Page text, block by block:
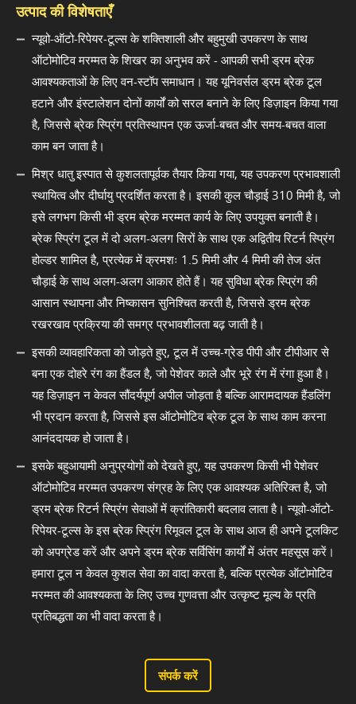
उत्पाद की विशेषताएँ
न्यूवो-ऑटो-रिपेयर-टूल्स के शक्तिशाली और बहुमुखी उपकरण के साथ
ऑटोमोटिव मरम्मत के शिखर का अनुभव करें - आपकी सभी ड्रम ब्रेक
आवश्यकताओं के लिए वन-स्टॉप समाधान। यह यूनिवर्सल ड्रम ब्रेक टूल
हटाने और इंस्टालेशन दोनों कार्यों को सरल बनाने के लिए डिज़ाइन किया गया
है, जिससे ब्रेक स्प्रिंग प्रतिस्थापन एक ऊर्जा-बचत और समय-बचत वाला
काम बन जाता है।
मिश्र धातु इस्पात से कुशलतापूर्वक तैयार किया गया, यह उपकरण प्रभावशाली
स्थायित्व और दीर्घायु प्रदर्शित करता है। इसकी कुल चौड़ाई 310 मिमी है, जो
इसे लगभग किसी भी ड्रम ब्रेक मरम्मत कार्य के लिए उपयुक्त बनाती है।
ब्रेक स्प्रिंग टूल में दो अलग-अलग सिरों के साथ एक अद्वितीय रिटर्न स्प्रिंग
होल्डर शामिल है, प्रत्येक में क्रमशः 1.5 मिमी और 4 मिमी की तेज अंत
चौड़ाई के साथ अलग-अलग आकार होते हैं। यह सुविधा ब्रेक स्प्रिंग की
आसान स्थापना और निष्कासन सुनिश्चित करती है, जिससे ड्रम ब्रेक
रखरखाव प्रक्रिया की समग्र प्रभावशीलता बढ़ जाती है।
इसकी व्यावहारिकता को जोड़ते हुए, टूल में उच्च-ग्रेड पीपी और टीपीआर से
बना एक दोहरे रंग का हैंडल है, जो पेशेवर काले और भूरे रंग में रंगा हुआ है।
यह डिज़ाइन न केवल सौंदर्यपूर्ण अपील जोड़ता है बल्कि आरामदायक हैंडलिंग
भी प्रदान करता है, जिससे इस ऑटोमोटिव ब्रेक टूल के साथ काम करना
आनंददायक हो जाता है।
इसके बहुआयामी अनुप्रयोगों को देखते हुए, यह उपकरण किसी भी पेशेवर
ऑटोमोटिव मरम्मत उपकरण संग्रह के लिए एक आवश्यक अतिरिक्त है, जो
ड्रम ब्रेक रिटर्न स्प्रिंग सेवाओं में क्रांतिकारी बदलाव लाता है। न्यूवो-ऑटो-
रिपेयर-टूल्स के इस ब्रेक स्प्रिंग रिमूवल टूल के साथ आज ही अपने टूलकिट
को अपग्रेड करें और अपने ड्रम ब्रेक सर्विसिंग कार्यों में अंतर महसूस करें।
हमारा टूल न केवल कुशल सेवा का वादा करता है, बल्कि प्रत्येक ऑटोमोटिव
मरम्मत की आवश्यकता के लिए उच्च गुणवत्ता और उत्कृष्ट मूल्य के प्रति
प्रतिबद्धता का भी वादा करता है।
संपर्क करें